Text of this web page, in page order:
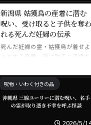
新潟県 姑獲鳥の産着に潜む
呪い、受け取ると子供を奪わ
れる死んだ妊婦の伝承
死んだ妊婦の霊・姑獲鳥が着せよ
うとする産着。受け取ると子供を
承。
呪物・いわく付きの品
2026/5/